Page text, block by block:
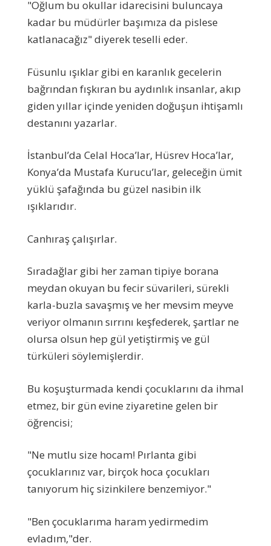
"Oğlum bu okullar idarecisini buluncaya
kadar bu müdürler başımıza da pislese
katlanacağız" diyerek teselli eder.
Füsunlu ışıklar gibi en karanlık gecelerin
bağrından fışkıran bu aydınlık insanlar, akıp
giden yıllar içinde yeniden doğuşun ihtişamlı
destanını yazarlar.
İstanbul’da Celal Hoca’lar, Hüsrev Hoca’lar,
Konya’da Mustafa Kurucu’lar, geleceğin ümit
yüklü şafağında bu güzel nasibin ilk
ışıklarıdır.
Canhıraş çalışırlar.
Sıradağlar gibi her zaman tipiye borana
meydan okuyan bu fecir süvarileri, sürekli
karla-buzla savaşmış ve her mevsim meyve
veriyor olmanın sırrını keşfederek, şartlar ne
olursa olsun hep gül yetiştirmiş ve gül
türküleri söylemişlerdir.
Bu koşuşturmada kendi çocuklarını da ihmal
etmez, bir gün evine ziyaretine gelen bir
öğrencisi;
"Ne mutlu size hocam! Pırlanta gibi
çocuklarınız var, birçok hoca çocukları
tanıyorum hiç sizinkilere benzemiyor."
"Ben çocuklarıma haram yedirmedim
evladım,"der.